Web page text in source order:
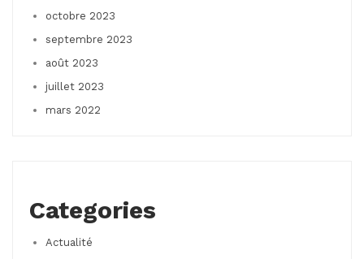
octobre 2023
septembre 2023
août 2023
juillet 2023
mars 2022
Categories
Actualité